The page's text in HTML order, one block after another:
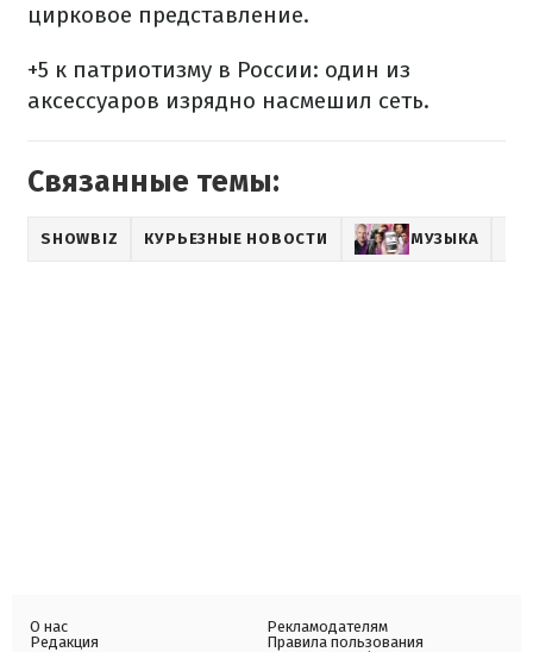
цирковое представление.
+5 к патриотизму в России: один из
аксессуаров изрядно насмешил сеть.
Связанные темы:
SHOWBIZ КУРЬЕЗНЫЕ НОВОСТИ МУЗЫКА
О нас
Редакция
Рекламодателям
Правила пользования